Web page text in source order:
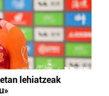
lehiatzeak